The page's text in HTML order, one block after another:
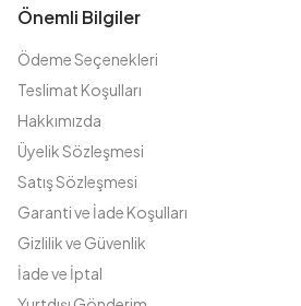
Önemli Bilgiler
Ödeme Seçenekleri
Teslimat Koşulları
Hakkımızda
Üyelik Sözleşmesi
Satış Sözleşmesi
Garanti ve İade Koşulları
Gizlilik ve Güvenlik
İade ve İptal